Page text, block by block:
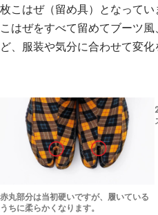
枚こはぜ（留め具）となってい
こはぜをすべて留めてブーツ
ど、服装や気分に合わせて変化
赤丸部分は当初硬いですが、履いている
うちに柔らかくなります。